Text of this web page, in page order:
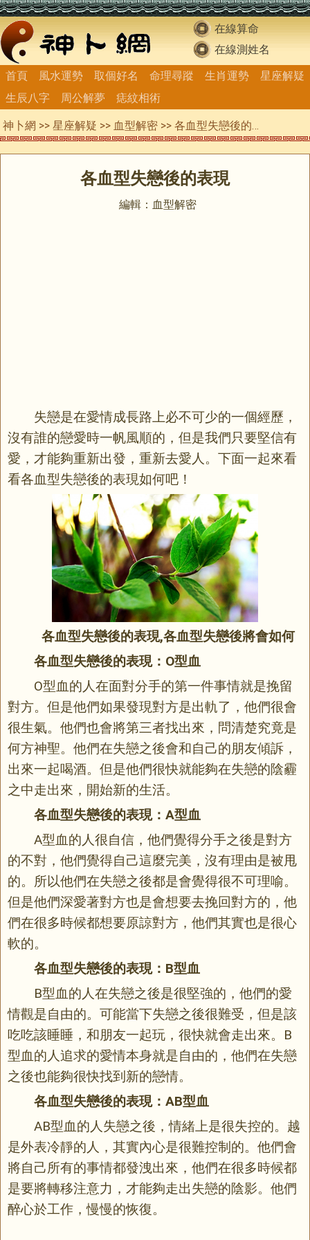
在線算命
在線測姓名
首頁
風水運勢 取個好名 命理尋蹤 生肖運勢
星座解疑
生辰八字
周公解夢 痣紋相術
神卜網 >> 星座解疑 >> 血型解密 >> 各血型失戀後的表現
各血型失戀後的表現
編輯：血型解密
失戀是在愛情成長路上必不可少的一個經歷，
沒有誰的戀愛時一帆風順的，但是我們只要堅信有
愛，才能夠重新出發，重新去愛人。下面一起來看
看各血型失戀後的表現如何吧！
各血型失戀後的表現,各血型失戀後將會如何
各血型失戀後的表現：O型血
O型血的人在面對分手的第一件事情就是挽留
對方。但是他們如果發現對方是出軌了，他們很會
很生氣。他們也會將第三者找出來，問清楚究竟是
何方神聖。他們在失戀之後會和自己的朋友傾訴，
出來一起喝酒。但是他們很快就能夠在失戀的陰霾
之中走出來，開始新的生活。
各血型失戀後的表現：A型血
A型血的人很自信，他們覺得分手之後是對方
的不對，他們覺得自己這麼完美，沒有理由是被甩
的。所以他們在失戀之後都是會覺得很不可理喻。
但是他們深愛著對方也是會想要去挽回對方的，他
們在很多時候都想要原諒對方，他們其實也是很心
軟的。
各血型失戀後的表現：B型血
B型血的人在失戀之後是很堅強的，他們的愛
情觀是自由的。可能當下失戀之後很難受，但是該
吃吃該睡睡，和朋友一起玩，很快就會走出來。B
型血的人追求的愛情本身就是自由的，他們在失戀
之後也能夠很快找到新的戀情。
各血型失戀後的表現：AB型血
AB型血的人失戀之後，情緒上是很失控的。越
是外表冷靜的人，其實內心是很難控制的。他們會
將自己所有的事情都發洩出來，他們在很多時候都
是要將轉移注意力，才能夠走出失戀的陰影。他們
醉心於工作，慢慢的恢復。